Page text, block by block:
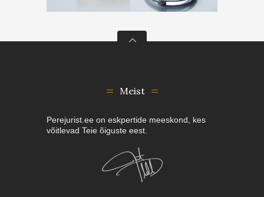
Meist
Perejurist.ee on eskpertide meeskond, kes
võitlevad Teie õiguste eest.